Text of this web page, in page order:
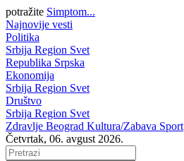
potražite Simptom...
Najnovije vesti
Politika
Srbija Region Svet
Republika Srpska
Ekonomija
Srbija Region Svet
Društvo
Srbija Region Svet
Zdravlje Beograd Kultura/Zabava Sport
Četvrtak, 06. avgust 2026.